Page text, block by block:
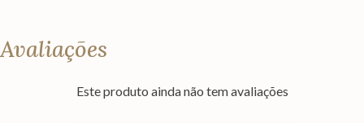
Avaliações
Este produto ainda não tem avaliações